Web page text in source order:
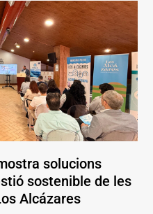
solucions
sostenible de les
Alcázares